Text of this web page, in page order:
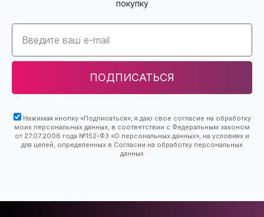
покупку
Email
ПОДПИСАТЬСЯ
Нажимая кнопку «Подписаться», я даю свое согласие на обработку
моих персональных данных, в соответствии с Федеральным законом
от 27.07.2006 года №152-ФЗ «О персональных данных», на условиях и
для целей, определенных в Согласии на обработку персональных
данных